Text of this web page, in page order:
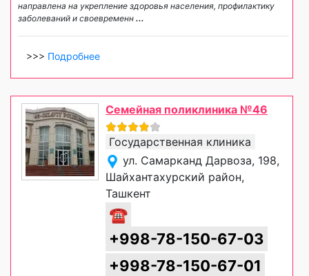
направлена на укрепление здоровья населения, профилактику
заболеваний и своевременн ...
>>> Подробнее
Семейная поликлиника №46
Государственная клиника
​ул. Самарканд Дарвоза, 198,
Шайхантахурский район,
Ташкент
☎
+998-78-150-67-03
+998-78-150-67-01